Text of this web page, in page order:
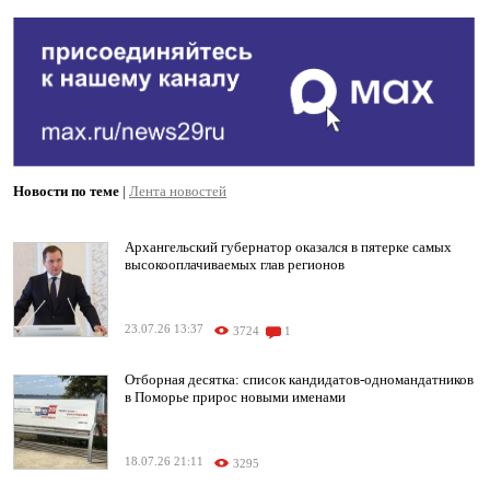
Новости по теме | Лента новостей
Архангельский губернатор оказался в пятерке самых
высокооплачиваемых глав регионов
23.07.26 13:37 3724 1
Отборная десятка: список кандидатов-одномандатников
в Поморье прирос новыми именами
18.07.26 21:11 3295